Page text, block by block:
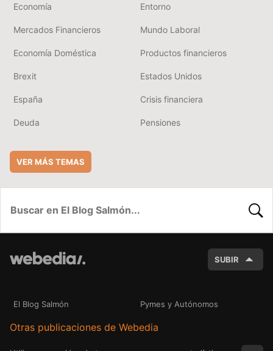
Economía Entorno
Mercados Financieros Mundo Laboral
Economía Doméstica Productos financieros
Brexit Estados Unidos
España Crisis financiera
Deuda Pensiones
VER MÁS TEMAS
SUBIR
El Blog Salmón Pymes y Autónomos
Otras publicaciones de Webedia